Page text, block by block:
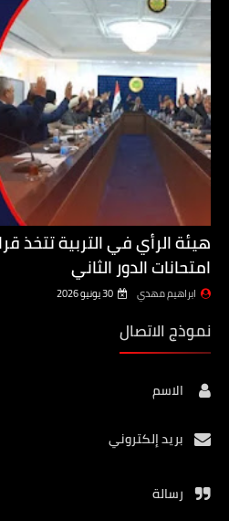
هيئة الرأي في التربية تتخذ
امتحانات الدور الثاني
ابراهيم مهدي 30 يونيو 2026
نموذج الاتصال
الاسم
بريد إلكتروني
رسالة